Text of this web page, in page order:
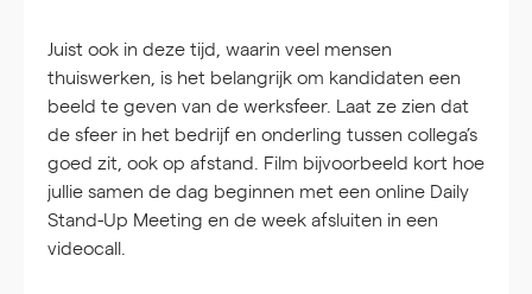
Juist ook in deze tijd, waarin veel mensen
thuiswerken, is het belangrijk om kandidaten een
beeld te geven van de werksfeer. Laat ze zien dat
de sfeer in het bedrijf en onderling tussen collega’s
goed zit, ook op afstand. Film bijvoorbeeld kort hoe
jullie samen de dag beginnen met een online Daily
Stand-Up Meeting en de week afsluiten in een
videocall.